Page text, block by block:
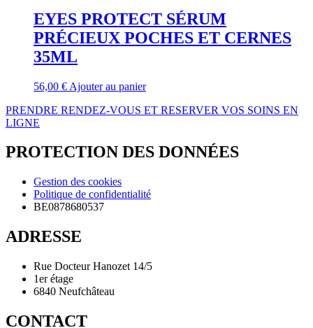
EYES PROTECT SÉRUM
PRÉCIEUX POCHES ET CERNES
35ML
56,00 € Ajouter au panier
PRENDRE RENDEZ-VOUS ET RESERVER VOS SOINS EN
LIGNE
PROTECTION DES DONNÉES
Gestion des cookies
Politique de confidentialité
BE0878680537
ADRESSE
Rue Docteur Hanozet 14/5
1er étage
6840 Neufchâteau
CONTACT